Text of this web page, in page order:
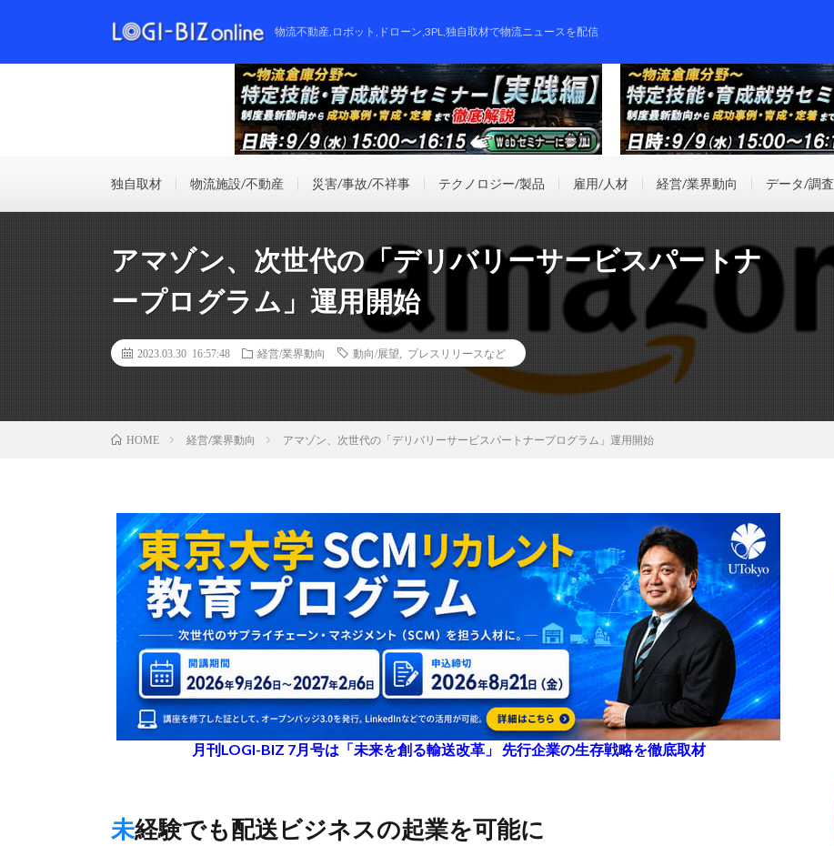
物流不動産,ロボット,ドローン,3PL,独自取材で物流ニュースを配信
独自取材 物流施設/不動産 災害/事故/不祥事 テクノロジー/製品 雇用/人材 経営/業界動向 データ/調査
アマゾン、次世代の「デリバリーサービスパートナ
ープログラム」運用開始
2023.03.30 16:57:48 経営/業界動向 動向/展望 プレスリリースなど
HOME 経営/業界動向 アマゾン、次世代の「デリバリーサービスパートナープログラム」運用開始
月刊LOGI-BIZ 7月号は「未来を創る輸送改革」 先行企業の生存戦略を徹底取材
未経験でも配送ビジネスの起業を可能に